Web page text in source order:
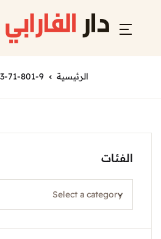
الرئيسية 71-801-9
الفئات